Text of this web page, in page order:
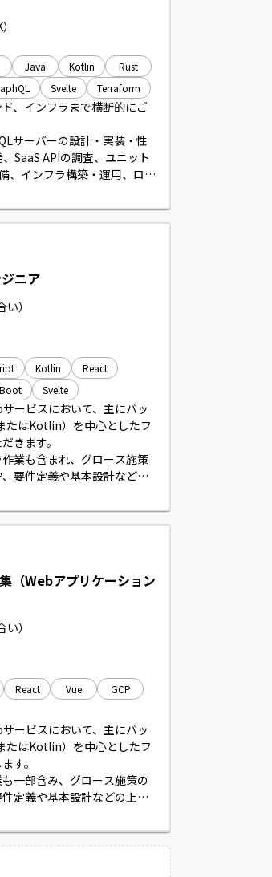
Java Kotlin
Rust
Svelte Terraform
、インフラまで横断的にご
サーバーの設計・実装・性
SaaS APIの調査、ユニット
、インフラ構築・運用、ロギ
ム保守・運用などを行って
や設計面の主導も期待され
ニア
い）
Kotlin
React
Svelte
ービスにおいて、主にバッ
はKotlin）を中心としたフ
きます。
業も含まれ、グロース施策
要件定義や基本設計などの
ど品質担保の活動にも携わ
（Webアプリケーション
い）
React Vue
GCP
ービスにおいて、主にバッ
はKotlin）を中心としたフ
す。
一部含み、グロース施策の
定義や基本設計などの上流
等の品質担保にも携わって